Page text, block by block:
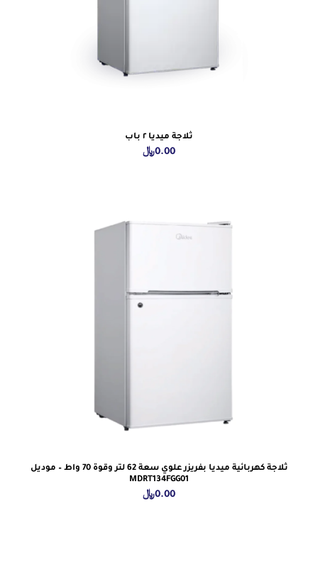
ثلاجة ميديا ٢ باب
0.00﷼
ثلاجة كهربائية ميديا بفريزر علوي سعة 62 لتر وقوة 70 واط – موديل
MDRT134FGG01
0.00﷼